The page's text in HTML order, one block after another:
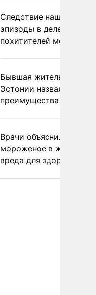
Следствие нашло
эпизоды в деле
похитителей москвичек
Бывшая жительница
Эстонии назвала
преимущества России
Врачи объяснили, как
мороженое в жару без
вреда для здоровья